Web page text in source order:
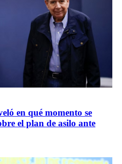
en qué momento se
el plan de asilo ante